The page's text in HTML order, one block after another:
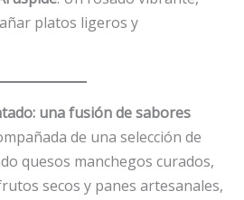
platos ligeros y
una fusión de sabores
de una selección de
quesos manchegos curados,
secos y panes artesanales,